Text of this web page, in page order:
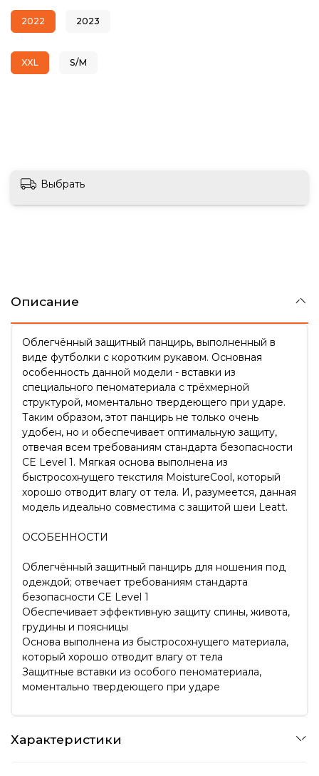
2022 2023
XXL S/M
Выбрать
Описание
Облегчённый защитный панцирь, выполненный в
виде футболки с коротким рукавом. Основная
особенность данной модели - вставки из
специального пеноматериала с трёхмерной
структурой, моментально твердеющего при ударе.
Таким образом, этот панцирь не только очень
удобен, но и обеспечивает оптимальную защиту,
отвечая всем требованиям стандарта безопасности
CE Level 1. Мягкая основа выполнена из
быстросохнущего текстиля MoistureCool, который
хорошо отводит влагу от тела. И, разумеется, данная
модель идеально совместима с защитой шеи Leatt.
ОСОБЕННОСТИ
Облегчённый защитный панцирь для ношения под
одеждой; отвечает требованиям стандарта
безопасности CE Level 1
Обеспечивает эффективную защиту спины, живота,
грудины и поясницы
Основа выполнена из быстросохнущего материала,
который хорошо отводит влагу от тела
Защитные вставки из особого пеноматериала,
моментально твердеющего при ударе
Характеристики